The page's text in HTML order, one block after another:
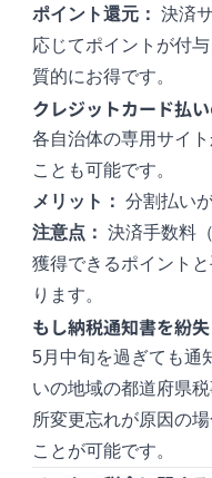
ポイント還元： 決済
応じてポイントが付
質的にお得です。
クレジットカード払
各自治体の専用サイ
ことも可能です。
メリット： 分割払い
注意点： 決済手数料
獲得できるポイント
ります。
もし納税通知書を紛
5月中旬を過ぎても通
いの地域の都道府県
所変更忘れが原因の
ことが可能です。